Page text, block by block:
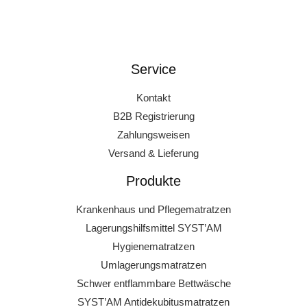
Service
Kontakt
B2B Registrierung
Zahlungsweisen
Versand & Lieferung
Produkte
Krankenhaus und Pflegematratzen
Lagerungshilfsmittel SYST’AM
Hygienematratzen
Umlagerungsmatratzen
Schwer entflammbare Bettwäsche
SYST’AM Antidekubitusmatratzen